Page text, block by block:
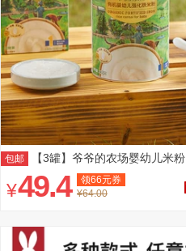
包邮 【3罐】爷爷的农场婴幼儿米粉
¥49.4 领66元券
¥64.00